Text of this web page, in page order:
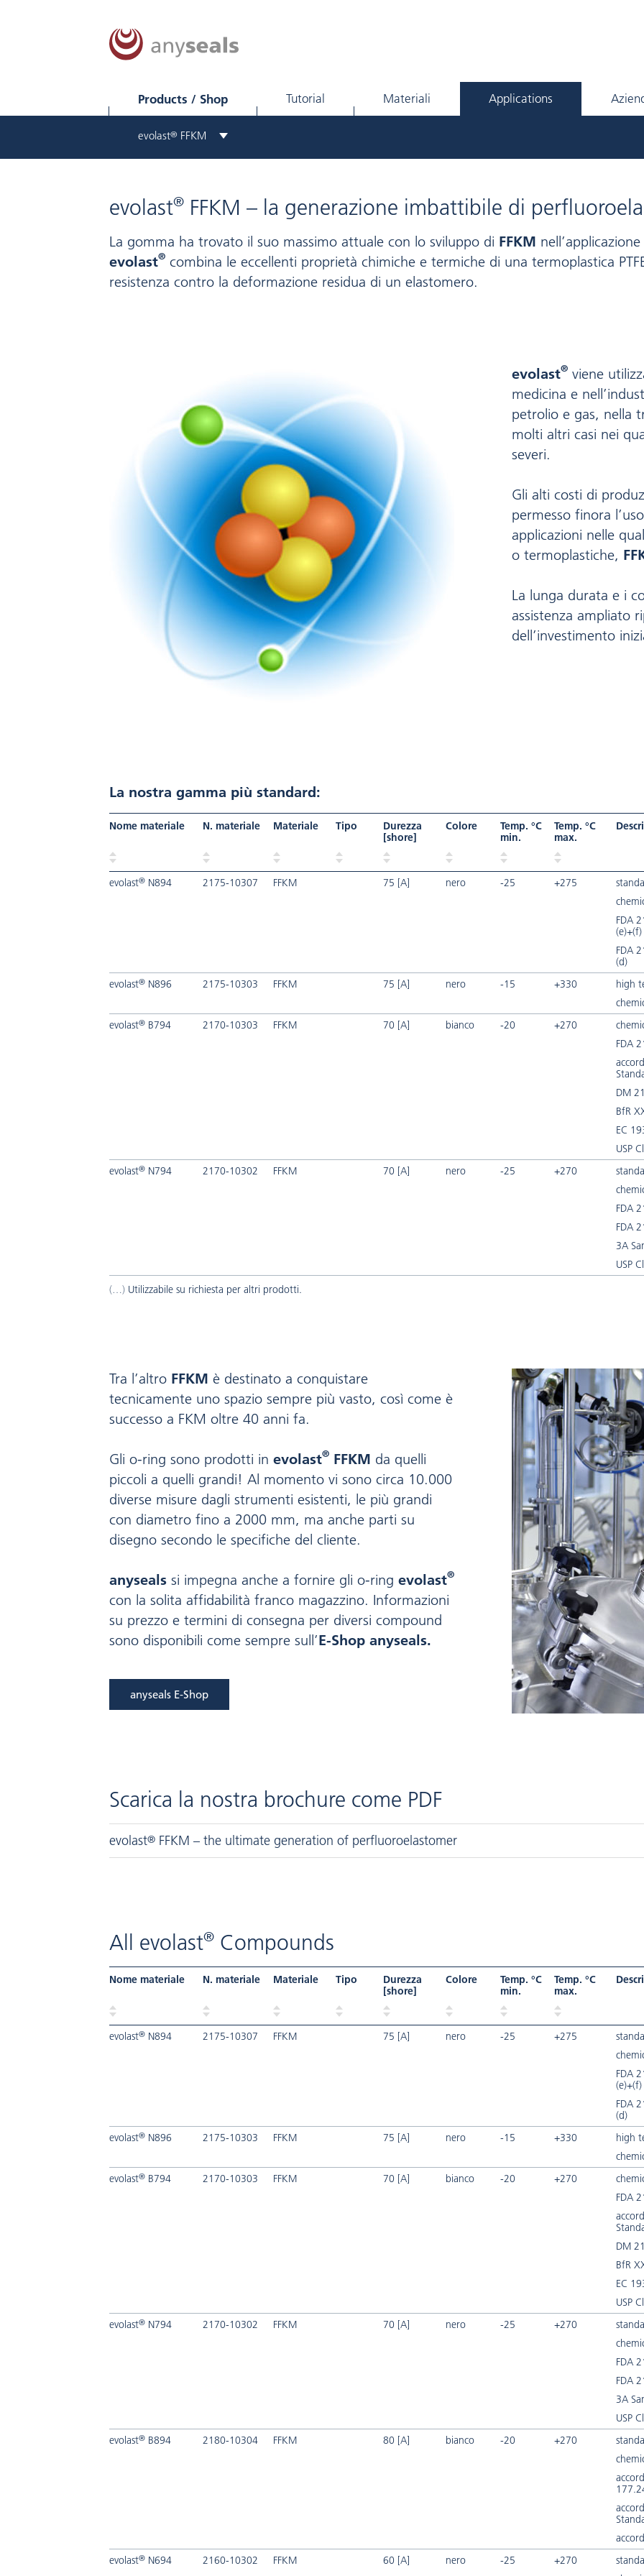
Products / Shop Tutorial Materiali Applications
evolast® FFKM
evolast® FFKM – la generazione imbattibile di
La gomma ha trovato il suo massimo attuale con lo sviluppo di FFKM
evolast® combina le eccellenti proprietà chimiche e termiche di una termoplastica
resistenza contro la deformazione residua di un elastomero.
evolast® viene
medicina e
petrolio e gas, nella
molti altri casi nei
severi.
Gli alti costi di
permesso finora
applicazioni nelle
o termoplastiche,
La lunga durata e i
assistenza ampliato
dell’investimento
La nostra gamma più standard:
Nome materiale N. materiale Materiale Tipo
Durezza
[shore]
Colore
Temp. °C
min.
Temp. °C
max.
evolast® N894 2175-10307 FFKM 75 [A] nero -25 +275
FDA
(e)+(f)
FDA
(d)
evolast® N896 2175-10303 FFKM 75 [A] nero -15 +330
high
evolast® B794 2170-10303 FFKM 70 [A] bianco -20 +270
FDA
DM
BfR
EC
USP
evolast® N794 2170-10302 FFKM 70 [A] nero -25 +270
FDA
FDA
3A
USP
Utilizzabile su richiesta per altri prodotti.
Tra l’altro FFKM è destinato a conquistare
tecnicamente uno spazio sempre più vasto, così come è
successo a FKM oltre 40 anni fa.
Gli o-ring sono prodotti in evolast® FFKM da quelli
piccoli a quelli grandi! ­Al momento vi sono circa 10.000
diverse misure dagli strumenti esistenti, le più grandi
con diametro fino a 2000 mm, ma anche parti su
disegno secondo le specifiche del cliente.
anyseals si impegna anche a fornire gli o-ring evolast®
con la solita affidabilità franco magazzino. Informazioni
su prezzo e termini di consegna per diversi compound
sono disponibili come sempre sull’E-Shop anyseals.
anyseals E-Shop
Scarica la nostra brochure come PDF
evolast® FFKM – the ultimate generation of perfluoroelastomer
All evolast® Compounds
Nome materiale N. materiale Materiale Tipo
Durezza
[shore]
Colore
Temp. °C
min.
Temp. °C
max.
evolast® N894 2175-10307 FFKM 75 [A] nero -25 +275
FDA
(e)+(f)
FDA
(d)
evolast® N896 2175-10303 FFKM 75 [A] nero -15 +330
high
evolast® B794 2170-10303 FFKM 70 [A] bianco -20 +270
FDA
DM
BfR
EC
USP
evolast® N794 2170-10302 FFKM 70 [A] nero -25 +270
FDA
FDA
3A
USP
evolast® B894 2180-10304 FFKM 80 [A] bianco -20 +270
evolast® N694 2160-10302 FFKM 60 [A] nero -25 +270